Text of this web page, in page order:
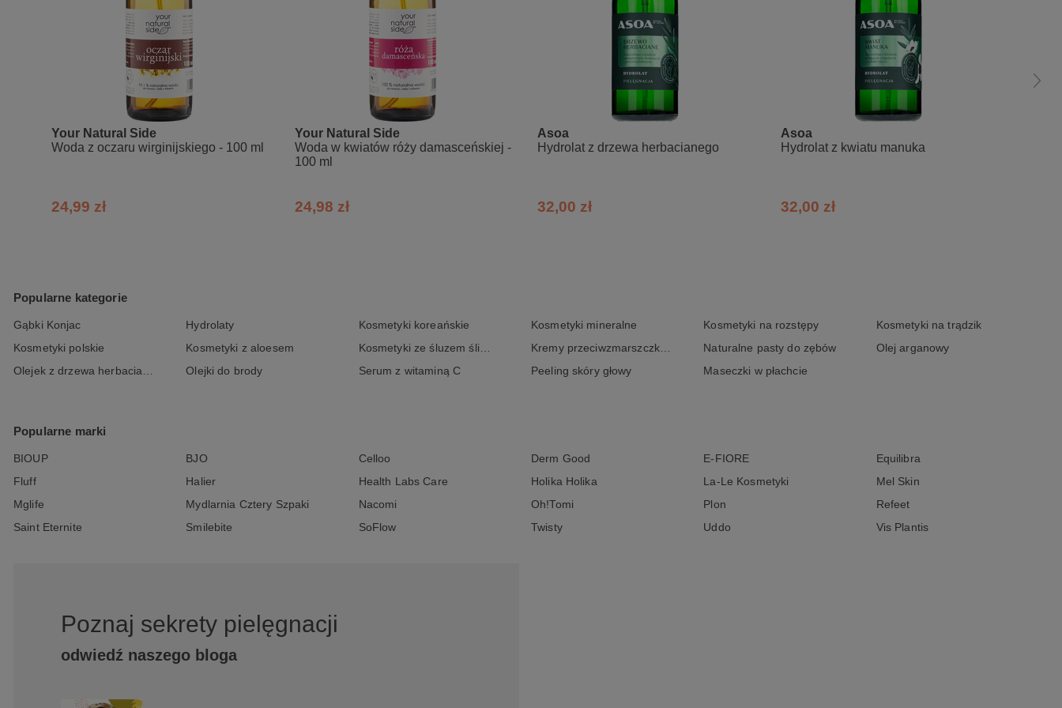
łagodzący preparat na poparzenia i ugryzienia owadów
Skład INCI:
Peppermint (Mentha Piperita) Hydrolate (Hydrolat z mięty pieprzowej 100%).
Your Natural Side
Woda z oczaru wirginijskiego - 100 ml
24,99 zł
Your Natural Side
Woda w kwiatów róży damasceńskiej -
100 ml
24,98 zł
Asoa
Hydrolat z drzewa herbacianego
32,00 zł
Asoa
Hydrolat z kwiatu manuka
32,00 zł
Popularne kategorie
Gąbki Konjac Hydrolaty Kosmetyki koreańskie Kosmetyki mineralne Kosmetyki na rozstępy
Kosmetyki na trądzik
Kosmetyki polskie
Kosmetyki z aloesem Kosmetyki ze śluzem ślimaka Kremy przeciwzmarszczkowe Naturalne pasty do zębów
Olej arganowy
Olejek z drzewa herbacianego
Olejki do brody Serum z witaminą C Peeling skóry głowy Maseczki w płachcie
Popularne marki
BIOUP BJO Celloo Derm Good E-FIORE
Equilibra
Fluff
Halier Health Labs Care Holika Holika La-Le Kosmetyki
Mel Skin
Mglife
Mydlarnia Cztery Szpaki Nacomi Oh!Tomi Plon
Refeet
Saint Eternite
Smilebite SoFlow Twisty Uddo Vis Plantis
Poznaj sekrety pielęgnacji
odwiedź naszego bloga